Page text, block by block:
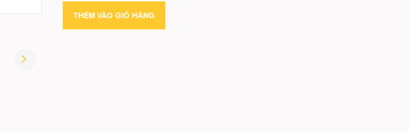
THÊM VÀO GIỎ HÀNG